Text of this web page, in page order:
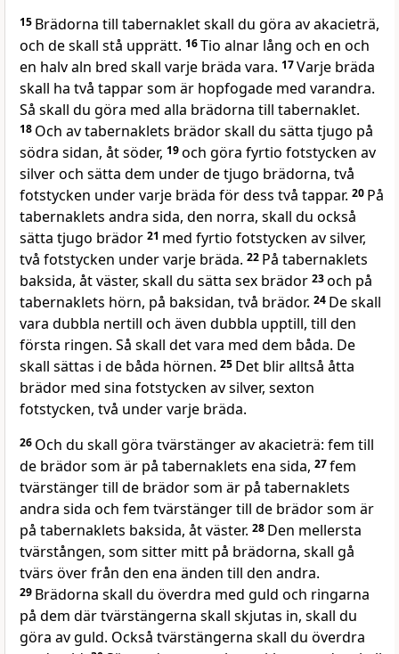
15 Brädorna till tabernaklet skall du göra av akacieträ,
och de skall stå upprätt. 16Tio alnar lång och en och
en halv aln bred skall varje bräda vara. 17Varje bräda
skall ha två tappar som är hopfogade med varandra.
Så skall du göra med alla brädorna till tabernaklet.
18 Och av tabernaklets brädor skall du sätta tjugo på
södra sidan, åt söder, 19och göra fyrtio fotstycken av
silver och sätta dem under de tjugo brädorna, två
fotstycken under varje bräda för dess två tappar. 20 På
tabernaklets andra sida, den norra, skall du också
sätta tjugo brädor 21 med fyrtio fotstycken av silver,
två fotstycken under varje bräda. 22 På tabernaklets
baksida, åt väster, skall du sätta sex brädor 23och på
tabernaklets hörn, på baksidan, två brädor. 24 De skall
vara dubbla nertill och även dubbla upptill, till den
första ringen. Så skall det vara med dem båda. De
skall sättas i de båda hörnen. 25 Det blir alltså åtta
brädor med sina fotstycken av silver, sexton
fotstycken, två under varje bräda.
26 Och du skall göra tvärstänger av akacieträ: fem till
de brädor som är på tabernaklets ena sida, 27fem
tvärstänger till de brädor som är på tabernaklets
andra sida och fem tvärstänger till de brädor som är
på tabernaklets baksida, åt väster. 28 Den mellersta
tvärstången, som sitter mitt på brädorna, skall gå
tvärs över från den ena änden till den andra.
29 Brädorna skall du överdra med guld och ringarna
på dem där tvärstängerna skall skjutas in, skall du
göra av guld. Också tvärstängerna skall du överdra